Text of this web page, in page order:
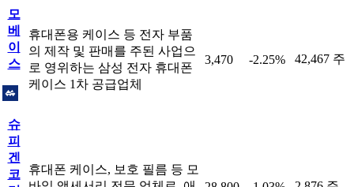
모
베
이
스
휴대폰용 케이스 등 전자 부품
의 제작 및 판매를 주된 사업으
로 영위하는 삼성 전자 휴대폰
케이스 1차 공급업체
3,470 -2.25% 42,467 주
슈
피
겐
코
휴대폰 케이스, 보호 필름 등 모